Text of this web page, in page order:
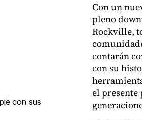
con sus
Con un
pleno
Rockville,
contarán
con su
el presente